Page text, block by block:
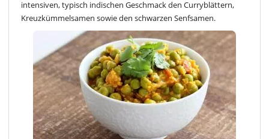
intensiven, typisch indischen Geschmack den Curryblättern,
Kreuzkümmelsamen sowie den schwarzen Senfsamen.